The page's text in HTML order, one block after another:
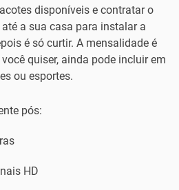
disponíveis e contratar o
a sua casa para instalar a
é só curtir. A mensalidade é
quiser, ainda pode incluir em
ou esportes.
pós:
HD